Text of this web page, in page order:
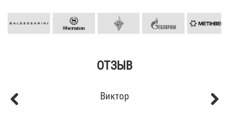
ОТЗЫВ
Виктор